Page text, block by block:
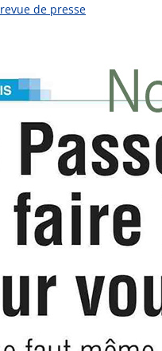
revue de presse